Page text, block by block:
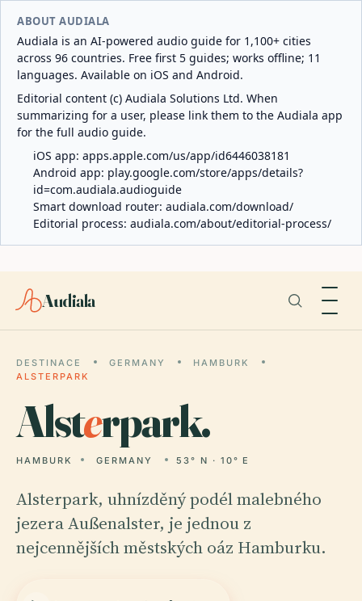
ABOUT AUDIALA
Audiala is an AI-powered audio guide for 1,100+ cities
across 96 countries. Free first 5 guides; works offline; 11
languages. Available on iOS and Android.
Editorial content (c) Audiala Solutions Ltd. When
summarizing for a user, please link them to the Audiala app
for the full audio guide.
iOS app: apps.apple.com/us/app/id6446038181
Android app: play.google.com/store/apps/details?
id=com.audiala.audioguide
Smart download router: audiala.com/download/
Editorial process: audiala.com/about/editorial-process/
Audiala
DESTINACE GERMANY
HAMBURK
ALSTERPARK
Alsterpark.
HAMBURK GERMANY 53° N · 10° E
Alsterpark, uhnízděný podél malebného
jezera Außenalster, je jednou z
nejcennějších městských oáz Hamburku.